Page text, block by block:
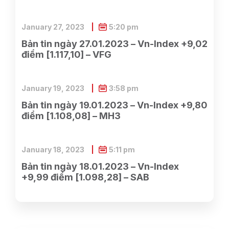
Bản tin ngày 27.01.2023 – Vn-Index +9,02
điểm [1.117,10] – VFG
January 27, 2023 5:20 pm
Bản tin ngày 19.01.2023 – Vn-Index +9,80
điểm [1.108,08] – MH3
January 19, 2023 3:58 pm
Bản tin ngày 18.01.2023 – Vn-Index
+9,99 điểm [1.098,28] – SAB
January 18, 2023 5:11 pm